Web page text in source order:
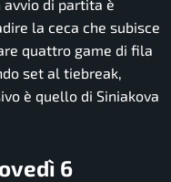
di partita è
la ceca che subisce
quattro game di fila
set al tiebreak,
è quello di Siniakova
6